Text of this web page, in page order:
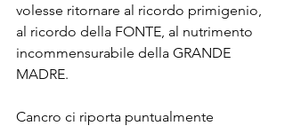
volesse ritornare al ricordo primigenio,
al ricordo della FONTE, al nutrimento
incommensurabile della GRANDE
MADRE.
Cancro ci riporta puntualmente